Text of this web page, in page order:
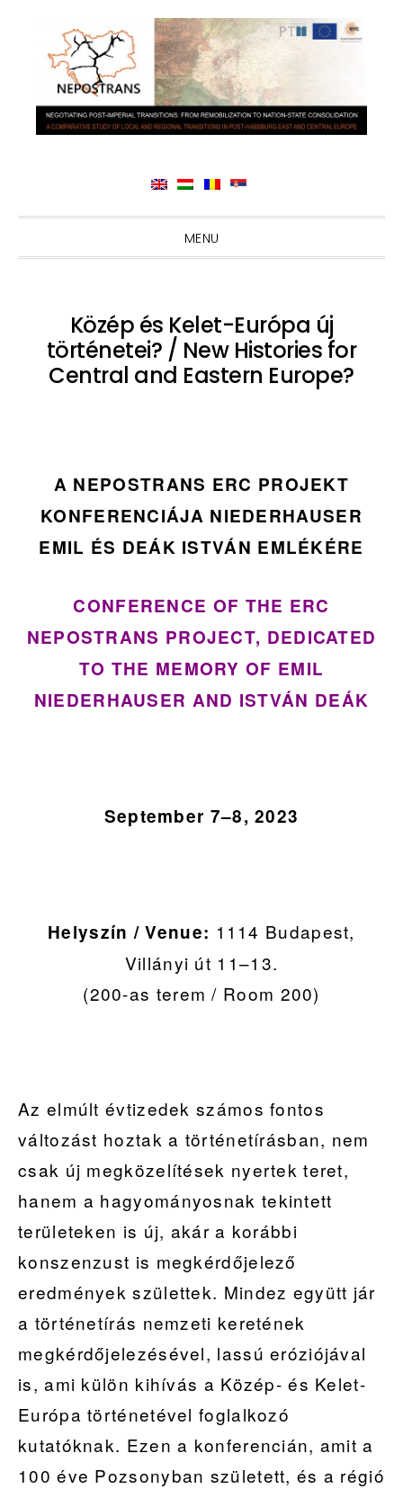
Skip
to
navigation
Skip
to
content
Skip
to
sidebar
Skip
to
MENU
Közép és Kelet-Európa új
történetei? / New Histories for
Central and Eastern Europe?
A NEPOSTRANS ERC PROJEKT
KONFERENCIÁJA NIEDERHAUSER
EMIL ÉS DEÁK ISTVÁN EMLÉKÉRE
CONFERENCE OF THE ERC
NEPOSTRANS PROJECT, DEDICATED
TO THE MEMORY OF EMIL
NIEDERHAUSER AND ISTVÁN DEÁK
September 7–8, 2023
Helyszín / Venue: 1114 Budapest,
Villányi út 11–13.
(200-as terem / Room 200)
Az elmúlt évtizedek számos fontos
változást hoztak a történetírásban, nem
csak új megközelítések nyertek teret,
hanem a hagyományosnak tekintett
területeken is új, akár a korábbi
konszenzust is megkérdőjelező
eredmények születtek. Mindez együtt jár
a történetírás nemzeti keretének
megkérdőjelezésével, lassú eróziójával
is, ami külön kihívás a Közép- és Kelet-
Európa történetével foglalkozó
kutatóknak. Ezen a konferencián, amit a
100 éve Pozsonyban született, és a régió